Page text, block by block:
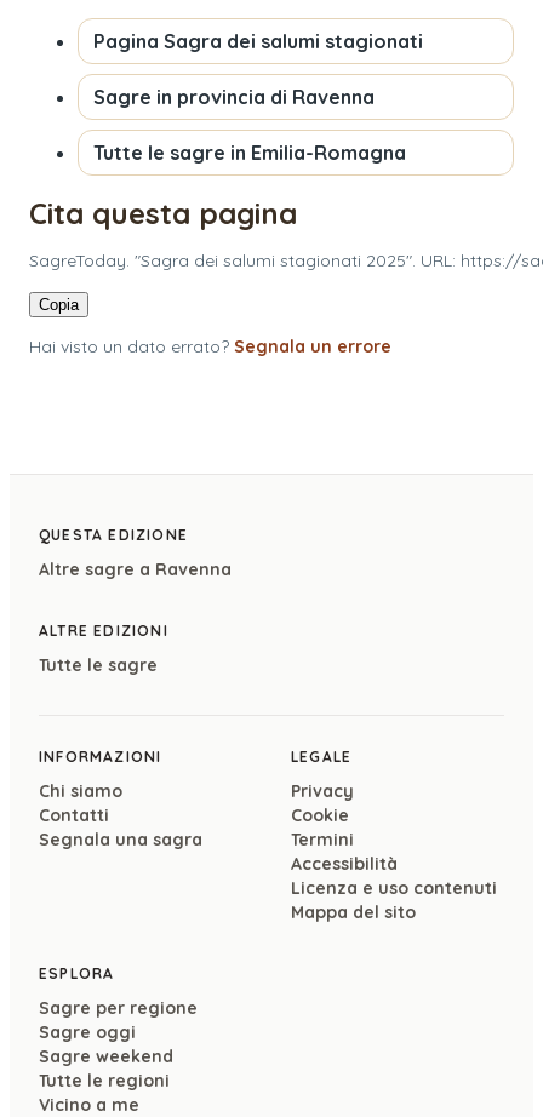
Pagina Sagra dei salumi stagionati
Sagre in provincia di Ravenna
Tutte le sagre in Emilia-Romagna
Cita questa pagina
SagreToday. "Sagra dei salumi stagionati 2025". URL:
Copia
Hai visto un dato errato? Segnala un errore
QUESTA EDIZIONE
Altre sagre a Ravenna
ALTRE EDIZIONI
Tutte le sagre
INFORMAZIONI
Chi siamo
Contatti
Segnala una sagra
LEGALE
Privacy
Cookie
Termini
Accessibilità
Licenza e uso contenuti
Mappa del sito
ESPLORA
Sagre per regione
Sagre oggi
Sagre weekend
Tutte le regioni
Vicino a me